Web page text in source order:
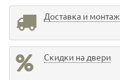
Доставка и монтаж
Скидки на двери